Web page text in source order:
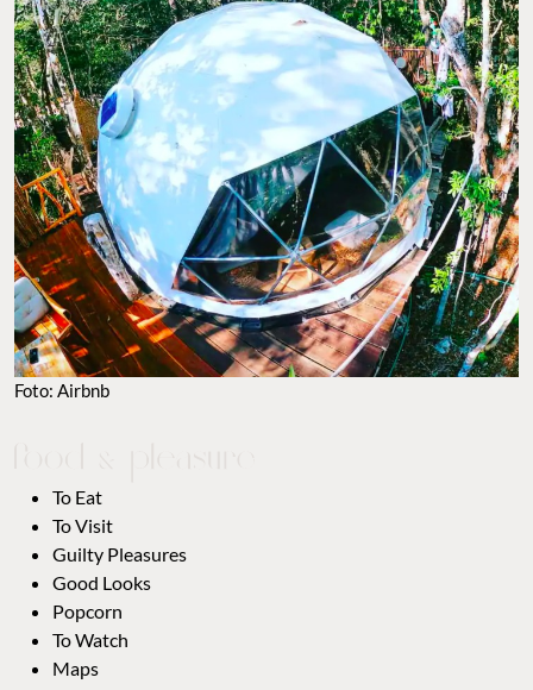
Foto: Airbnb
To Eat
To Visit
Guilty Pleasures
Good Looks
Popcorn
To Watch
Maps